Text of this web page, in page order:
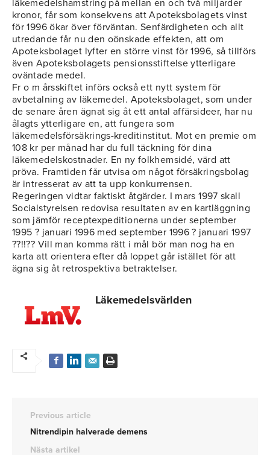
läkemedelshamstring på mellan en och två miljarder
kronor, får som konsekvens att Apoteksbolagets vinst
för 1996 ökar över förväntan. Senfärdigheten och allt
utredande får nu den oönskade effekten, att om
Apoteksbolaget lyfter en större vinst för 1996, så tillförs
även Apoteksbolagets pensionsstiftelse ytterligare
oväntade medel.
Fr o m årsskiftet införs också ett nytt system för
avbetalning av läkemedel. Apoteksbolaget, som under
de senare åren ägnat sig åt ett antal affärsideer, har nu
ålagts ytterligare en, att fungera som
läkemedelsförsäkrings-kreditinstitut. Mot en premie om
108 kr per månad har du full täckning för dina
läkemedelskostnader. En ny folkhemsidé, värd att
pröva. Framtiden får utvisa om något försäkringsbolag
är intresserat av att ta upp konkurrensen.
Regeringen vidtar faktiskt åtgärder. I mars 1997 skall
Socialstyrelsen redovisa resultaten av en kartläggning
som jämför receptexpeditionerna under september
1995 ? januari 1996 med september 1996 ? januari 1997
??!!?? Vill man komma rätt i mål bör man nog ha en
karta att orientera efter då loppet går istället för att
ägna sig åt retrospektiva betraktelser.
Läkemedelsvärlden
Previous article
Nitrendipin halverade demens
Nästa artikel